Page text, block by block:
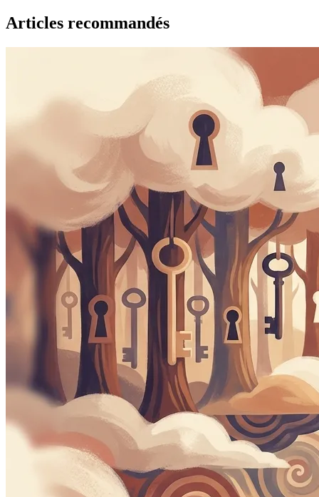
Articles recommandés